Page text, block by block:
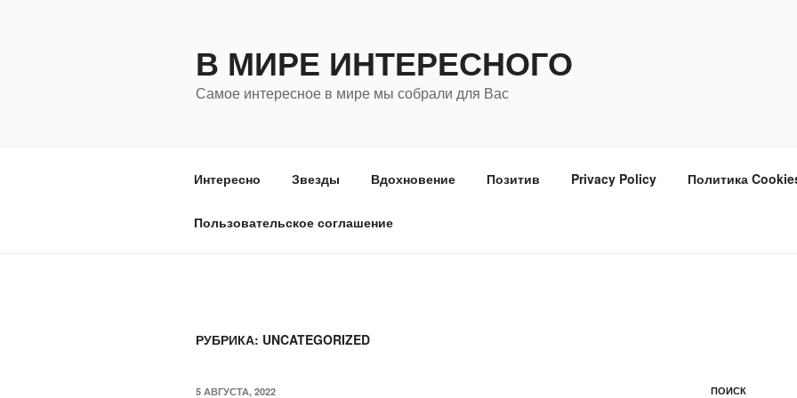
В МИРЕ ИНТЕРЕСНОГО
Самое интересное в мире мы собрали для Вас
Интересно Звезды Вдохновение Позитив Privacy Policy Политика
Пользовательское соглашение
РУБРИКА: UNCATEGORIZED
ОПУБЛИКОВАНО
5 АВГУСТА, 2022 ПОИСК